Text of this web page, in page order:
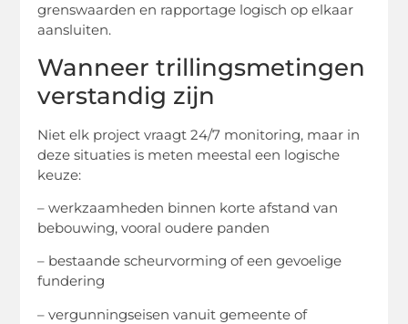
grenswaarden en rapportage logisch op elkaar
aansluiten.
Wanneer trillingsmetingen
verstandig zijn
Niet elk project vraagt 24/7 monitoring, maar in
deze situaties is meten meestal een logische
keuze:
– werkzaamheden binnen korte afstand van
bebouwing, vooral oudere panden
– bestaande scheurvorming of een gevoelige
fundering
– vergunningseisen vanuit gemeente of